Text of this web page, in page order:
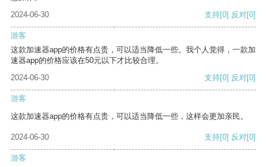
2024-06-30
支持[0] 反对[0]
游客
这款加速器app的价格有点贵，可以适当降低一些。我个人觉得，一款加
速器app的价格应该在50元以下才比较合理。
2024-06-30
支持[0] 反对[0]
游客
这款加速器app的价格有点贵，可以适当降低一些，这样会更加亲民。
2024-06-30 支持[0] 反对[0]
游客